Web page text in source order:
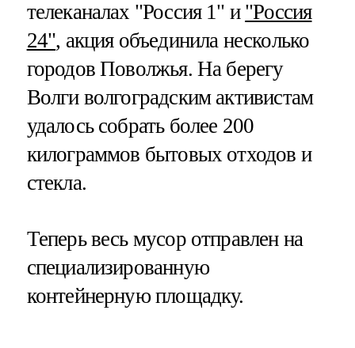
телеканалах "Россия 1" и "Россия
24", акция объединила несколько
городов Поволжья. На берегу
Волги волгоградским активистам
удалось собрать более 200
килограммов бытовых отходов и
стекла.
Теперь весь мусор отправлен на
специализированную
контейнерную площадку.